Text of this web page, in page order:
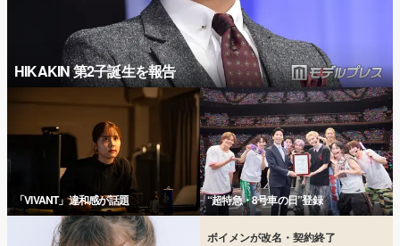
HIKAKIN 第2子誕生を報告
「VIVANT」違和感が話題 “超特急・8号車の日”登録
ボイメンが改名・契約終了